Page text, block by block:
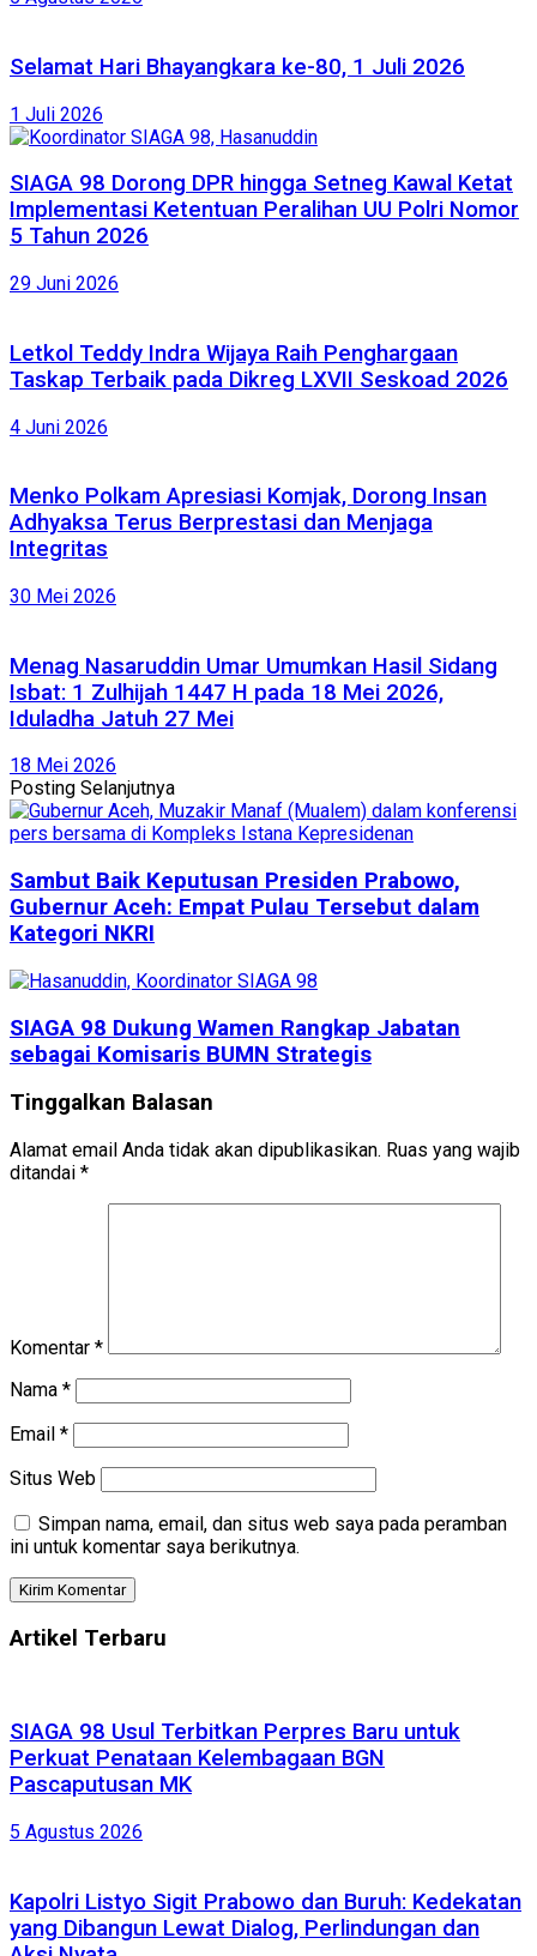
Selamat Hari Bhayangkara ke-80, 1 Juli 2026
1 Juli 2026
SIAGA 98 Dorong DPR hingga Setneg Kawal Ketat
Implementasi Ketentuan Peralihan UU Polri Nomor
5 Tahun 2026
29 Juni 2026
Letkol Teddy Indra Wijaya Raih Penghargaan
Taskap Terbaik pada Dikreg LXVII Seskoad 2026
4 Juni 2026
Menko Polkam Apresiasi Komjak, Dorong Insan
Adhyaksa Terus Berprestasi dan Menjaga
Integritas
30 Mei 2026
Menag Nasaruddin Umar Umumkan Hasil Sidang
Isbat: 1 Zulhijah 1447 H pada 18 Mei 2026,
Iduladha Jatuh 27 Mei
18 Mei 2026
Posting Selanjutnya
Sambut Baik Keputusan Presiden Prabowo,
Gubernur Aceh: Empat Pulau Tersebut dalam
Kategori NKRI
SIAGA 98 Dukung Wamen Rangkap Jabatan
sebagai Komisaris BUMN Strategis
Tinggalkan Balasan
Alamat email Anda tidak akan dipublikasikan. Ruas yang wajib
ditandai *
Komentar *
Nama *
Email *
Situs Web
Simpan nama, email, dan situs web saya pada peramban
ini untuk komentar saya berikutnya.
Artikel Terbaru
SIAGA 98 Usul Terbitkan Perpres Baru untuk
Perkuat Penataan Kelembagaan BGN
Pascaputusan MK
5 Agustus 2026
Kapolri Listyo Sigit Prabowo dan Buruh: Kedekatan
yang Dibangun Lewat Dialog, Perlindungan dan